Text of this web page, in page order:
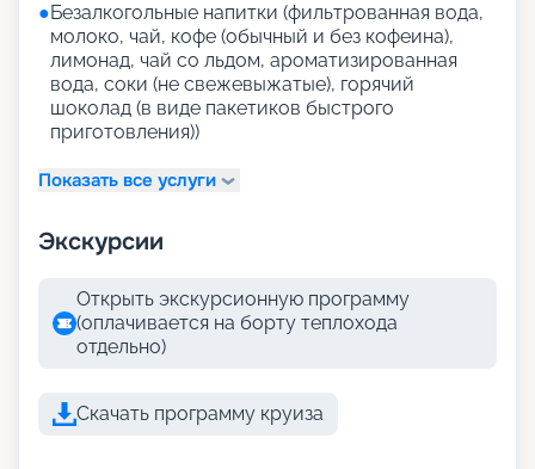
●Безалкогольные напитки (фильтрованная вода,
молоко, чай, кофе (обычный и без кофеина),
лимонад, чай со льдом, ароматизированная
вода, соки (не свежевыжатые), горячий
шоколад (в виде пакетиков быстрого
приготовления))
Показать все услуги
Экскурсии
Открыть экскурсионную программу
(оплачивается на борту теплохода
отдельно)
Скачать программу круиза